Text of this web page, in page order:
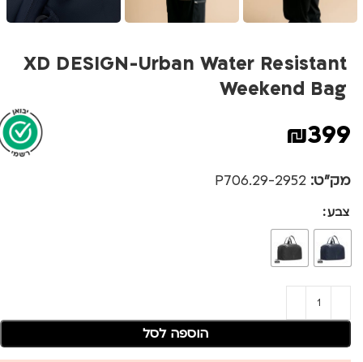
XD DESIGN-Urban Water Resistant
Weekend Bag
₪399
מק"ט: 2952-P706.29
צבע
הוספה לסל